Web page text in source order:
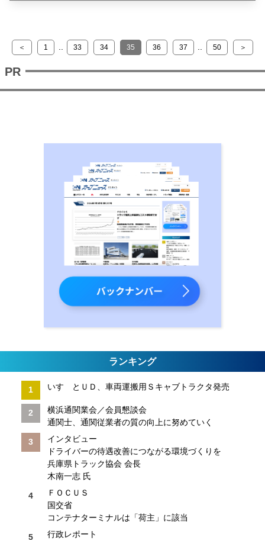
＜ 1 33 34 35 36 37 50 ＞
ランキング
いすゞとＵＤ、車両運搬用Ｓキャブトラクタ発売
横浜通関業会／会員懇談会
通関士、通関従業者の質の向上に努めていく
インタビュー
ドライバーの待遇改善につながる環境づくりを
兵庫県トラック協会 会長
木南一志 氏
ＦＯＣＵＳ
国交省
コンテナターミナルは「荷主」に該当
行政レポート